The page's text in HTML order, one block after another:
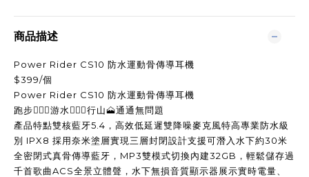
商品描述
Power Rider CS10 防水運動骨傳導耳機
$399/個
Power Rider CS10 防水運動骨傳導耳機
跑步🏃🏻‍♂️游水🏊🏻‍♂️行山🗻通通無問題
產品特點雙核藍牙5.4，高效低延遲雙降噪麥克風特高專業防水級
別 IPX8 採用奈米塗層實現三層封閉設計支援可潛入水下約30米
全密閉式真骨傳導藍牙，MP3雙模式切換內建32GB，輕鬆儲存過
千首歌曲ACS全景立體聲，水下無損音質顯示器展示實時電量、